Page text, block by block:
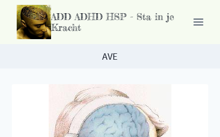
ADD ADHD HSP - Sta in je
Kracht
AVE